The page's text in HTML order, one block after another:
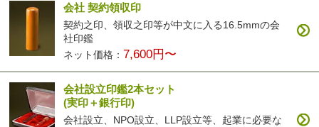
会社 契約領収印
契約之印、領収之印等が中文に入る16.5mmの会
社印鑑
ネット価格： 7,600円〜
会社設立印鑑2本セット
(実印＋銀行印)
会社設立、NPO設立、LLP設立等、起業に必要な